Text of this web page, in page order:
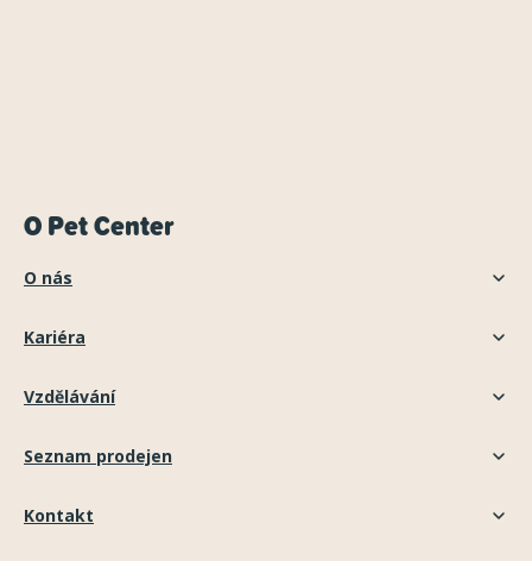
O Pet Center
O nás
Kariéra
Vzdělávání
Seznam prodejen
Kontakt